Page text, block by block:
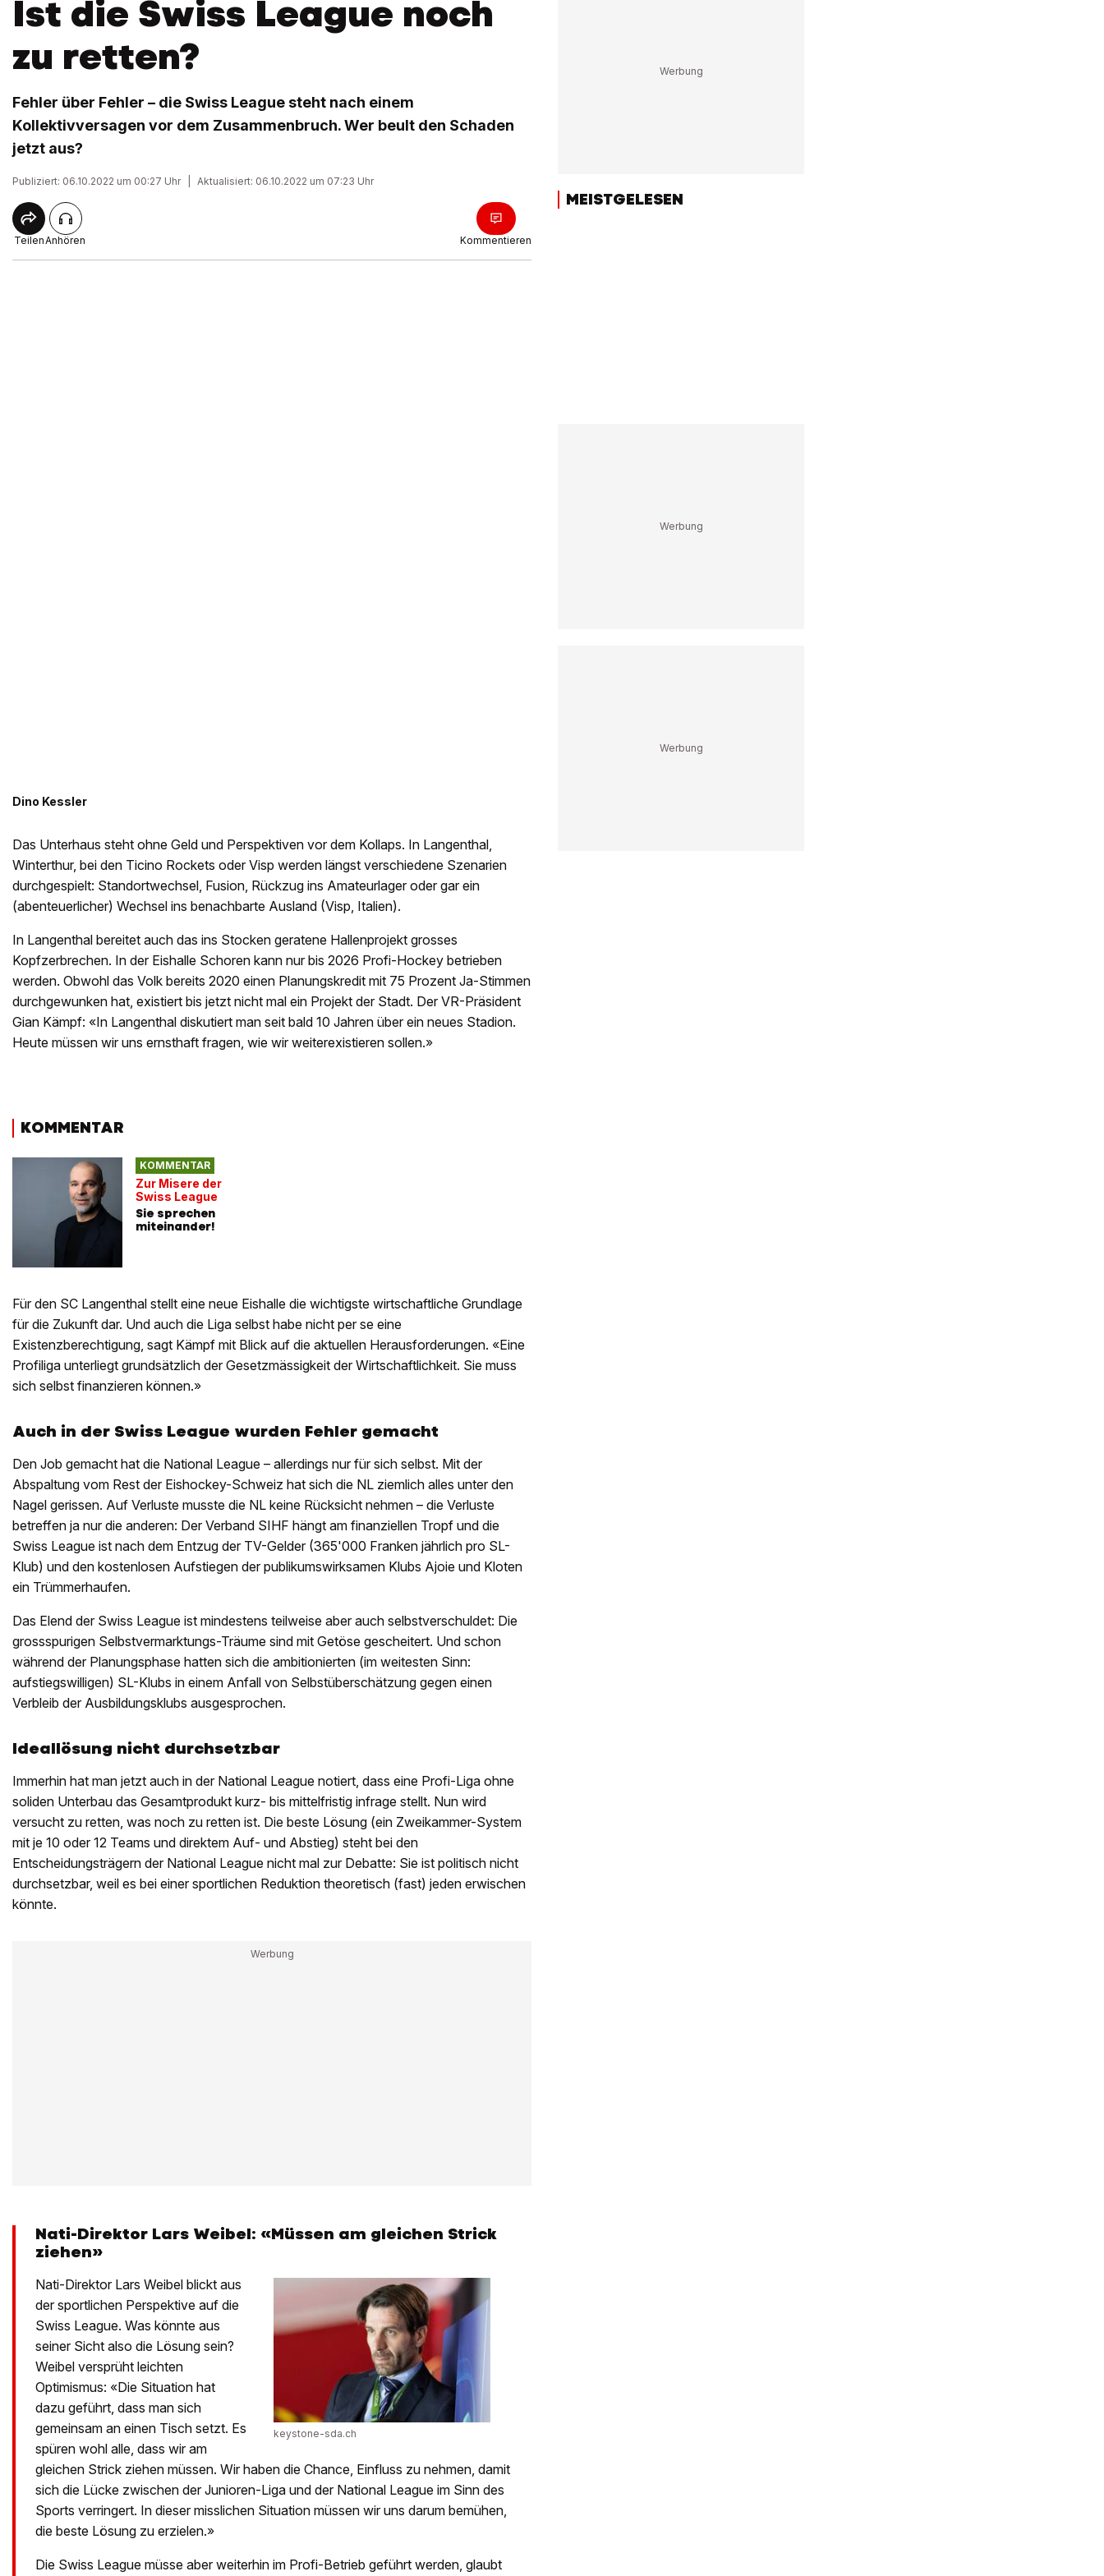
Ist die Swiss League noch
zu retten?
Fehler über Fehler – die Swiss League steht nach einem
Kollektivversagen vor dem Zusammenbruch. Wer beult den Schaden
jetzt aus?
Publiziert: 06.10.2022 um 00:27 Uhr Aktualisiert: 06.10.2022 um 07:23 Uhr
TeilenAnhören Kommentieren
Dino Kessler
Das Unterhaus steht ohne Geld und Perspektiven vor dem Kollaps. In Langenthal,
Winterthur, bei den Ticino Rockets oder Visp werden längst verschiedene Szenarien
durchgespielt: Standortwechsel, Fusion, Rückzug ins Amateurlager oder gar ein
(abenteuerlicher) Wechsel ins benachbarte Ausland (Visp, Italien).
In Langenthal bereitet auch das ins Stocken geratene Hallenprojekt grosses
Kopfzerbrechen. In der Eishalle Schoren kann nur bis 2026 Profi-Hockey betrieben
werden. Obwohl das Volk bereits 2020 einen Planungskredit mit 75 Prozent Ja-Stimmen
durchgewunken hat, existiert bis jetzt nicht mal ein Projekt der Stadt. Der VR-Präsident
Gian Kämpf: «In Langenthal diskutiert man seit bald 10 Jahren über ein neues Stadion.
Heute müssen wir uns ernsthaft fragen, wie wir weiterexistieren sollen.»
KOMMENTAR
KOMMENTAR
Zur Misere der
Swiss League
Sie sprechen
miteinander!
Für den SC Langenthal stellt eine neue Eishalle die wichtigste wirtschaftliche Grundlage
für die Zukunft dar. Und auch die Liga selbst habe nicht per se eine
Existenzberechtigung, sagt Kämpf mit Blick auf die aktuellen Herausforderungen. «Eine
Profiliga unterliegt grundsätzlich der Gesetzmässigkeit der Wirtschaftlichkeit. Sie muss
sich selbst finanzieren können.»
Auch in der Swiss League wurden Fehler gemacht
Den Job gemacht hat die National League – allerdings nur für sich selbst. Mit der
Abspaltung vom Rest der Eishockey-Schweiz hat sich die NL ziemlich alles unter den
Nagel gerissen. Auf Verluste musste die NL keine Rücksicht nehmen – die Verluste
betreffen ja nur die anderen: Der Verband SIHF hängt am finanziellen Tropf und die
Swiss League ist nach dem Entzug der TV-Gelder (365'000 Franken jährlich pro SL-
Klub) und den kostenlosen Aufstiegen der publikumswirksamen Klubs Ajoie und Kloten
ein Trümmerhaufen.
Das Elend der Swiss League ist mindestens teilweise aber auch selbstverschuldet: Die
grossspurigen Selbstvermarktungs-Träume sind mit Getöse gescheitert. Und schon
während der Planungsphase hatten sich die ambitionierten (im weitesten Sinn:
aufstiegswilligen) SL-Klubs in einem Anfall von Selbstüberschätzung gegen einen
Verbleib der Ausbildungsklubs ausgesprochen.
Ideallösung nicht durchsetzbar
Immerhin hat man jetzt auch in der National League notiert, dass eine Profi-Liga ohne
soliden Unterbau das Gesamtprodukt kurz- bis mittelfristig infrage stellt. Nun wird
versucht zu retten, was noch zu retten ist. Die beste Lösung (ein Zweikammer-System
mit je 10 oder 12 Teams und direktem Auf- und Abstieg) steht bei den
Entscheidungsträgern der National League nicht mal zur Debatte: Sie ist politisch nicht
durchsetzbar, weil es bei einer sportlichen Reduktion theoretisch (fast) jeden erwischen
könnte.
Nati-Direktor Lars Weibel: «Müssen am gleichen Strick
ziehen»
keystone-sda.ch
Nati-Direktor Lars Weibel blickt aus
der sportlichen Perspektive auf die
Swiss League. Was könnte aus
seiner Sicht also die Lösung sein?
Weibel versprüht leichten
Optimismus: «Die Situation hat
dazu geführt, dass man sich
gemeinsam an einen Tisch setzt. Es
spüren wohl alle, dass wir am
gleichen Strick ziehen müssen. Wir haben die Chance, Einfluss zu nehmen, damit
sich die Lücke zwischen der Junioren-Liga und der National League im Sinn des
Sports verringert. In dieser misslichen Situation müssen wir uns darum bemühen,
die beste Lösung zu erzielen.»
Die Swiss League müsse aber weiterhin im Profi-Betrieb geführt werden, glaubt
MEISTGELESEN